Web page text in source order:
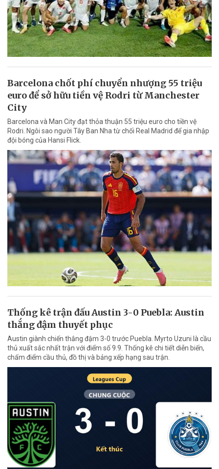
Barcelona chốt phí chuyển nhượng 55 triệu
euro để sở hữu tiền vệ Rodri từ Manchester
City
Barcelona và Man City đạt thỏa thuận 55 triệu euro cho tiền vệ
Rodri. Ngôi sao người Tây Ban Nha từ chối Real Madrid để gia nhập
đội bóng của Hansi Flick.
Thống kê trận đấu Austin 3-0 Puebla: Austin
thắng đậm thuyết phục
Austin giành chiến thắng đậm 3-0 trước Puebla. Myrto Uzuni là cầu
thủ xuất sắc nhất trận với điểm số 9.9. Thống kê chi tiết diễn biến,
chấm điểm cầu thủ, đồ thị và bảng xếp hạng sau trận.